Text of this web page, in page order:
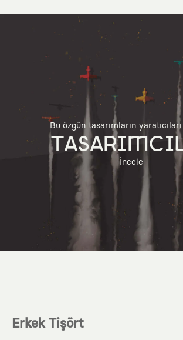
Bu özgün tasarımların
İncele
Erkek Tişört